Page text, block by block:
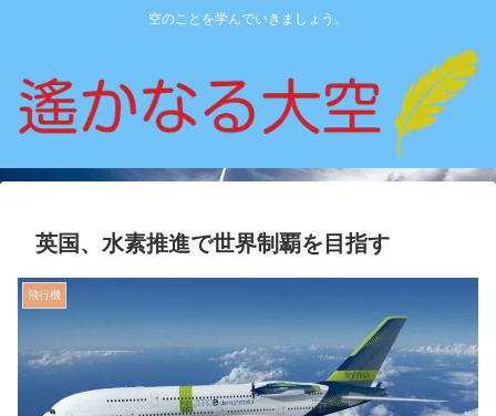
空のことを学んでいきましょう。
英国、水素推進で世界制覇を目指す
飛行機